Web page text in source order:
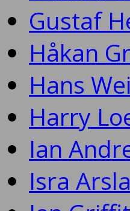
Gustaf
Håkan
Hans
Harry
Ian
Isra